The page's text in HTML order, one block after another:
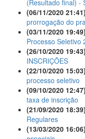
(Resultado final) -
(06/11/2020 21:41)
prorrogação do
(03/11/2020 19:49)
Processo Seletivo
(26/10/2020 19:43)
INSCRIÇÕES
(22/10/2020 15:03)
processo seletivo
(09/10/2020 12:47)
taxa de inscrição
(21/09/2020 18:39)
Regulares
(13/03/2020 16:06)